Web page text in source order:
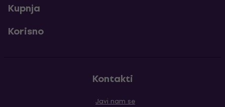
Kupnja
Korisno
Kontakti
Javi nam se